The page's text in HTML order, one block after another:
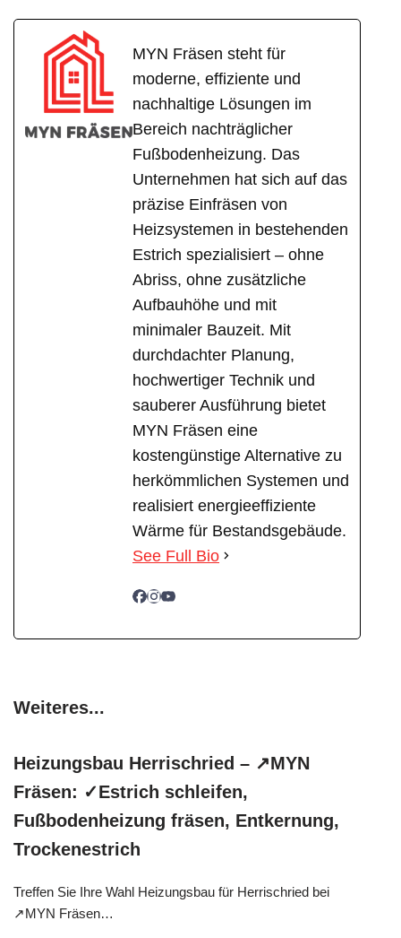
MYN Fräsen steht für
moderne, effiziente und
nachhaltige Lösungen im
Bereich nachträglicher
Fußbodenheizung. Das
Unternehmen hat sich auf das
präzise Einfräsen von
Heizsystemen in bestehenden
Estrich spezialisiert – ohne
Abriss, ohne zusätzliche
Aufbauhöhe und mit
minimaler Bauzeit. Mit
durchdachter Planung,
hochwertiger Technik und
sauberer Ausführung bietet
MYN Fräsen eine
kostengünstige Alternative zu
herkömmlichen Systemen und
realisiert energieeffiziente
Wärme für Bestandsgebäude.
See Full Bio
Weiteres...
Heizungsbau Herrischried – ↗️MYN
Fräsen: ✓Estrich schleifen,
Fußbodenheizung fräsen, Entkernung,
Trockenestrich
Treffen Sie Ihre Wahl Heizungsbau für Herrischried bei
↗️MYN Fräsen…